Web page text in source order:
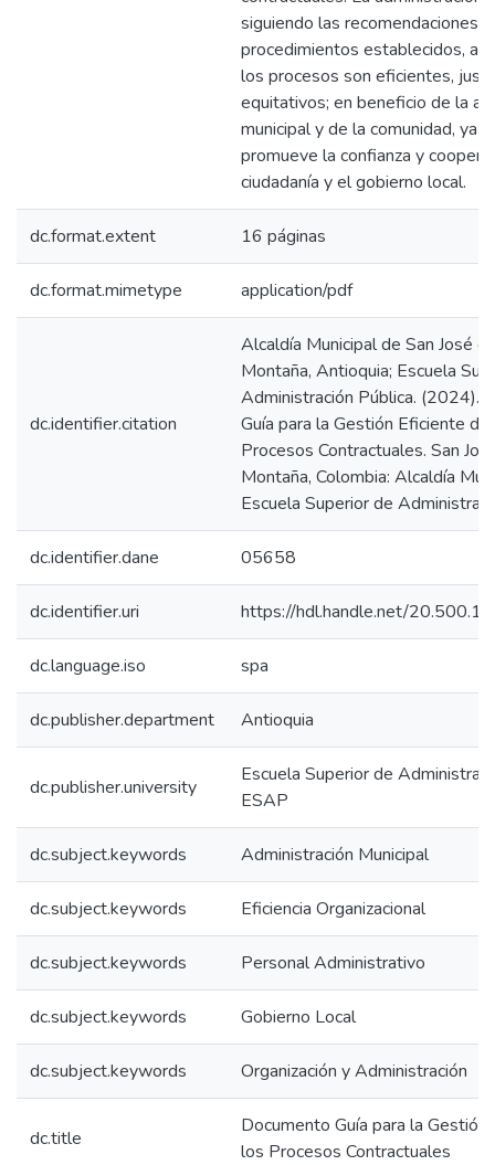
siguiendo las recomendaciones y
procedimientos establecidos,
los procesos son eficientes,
equitativos; en beneficio de la
municipal y de la comunidad, ya
promueve la confianza y
ciudadanía y el gobierno local.
dc.format.extent 16 páginas
dc.format.mimetype application/pdf
dc.identifier.citation
Alcaldía Municipal de San José
Montaña, Antioquia; Escuela
Administración Pública. (2024).
Guía para la Gestión Eficiente
Procesos Contractuales. San
Montaña, Colombia: Alcaldía
Escuela Superior de
dc.identifier.dane 05658
dc.identifier.uri https://hdl.handle.net/
dc.language.iso spa
dc.publisher.department Antioquia
dc.publisher.university
Escuela Superior de
ESAP
dc.subject.keywords Administración Municipal
dc.subject.keywords Eficiencia Organizacional
dc.subject.keywords Personal Administrativo
dc.subject.keywords Gobierno Local
dc.subject.keywords Organización y Administración
dc.title
Documento Guía para la
los Procesos Contractuales